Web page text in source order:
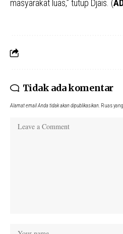
masyarakat luas,” tutup Djais. (
Tidak ada komentar
Alamat email Anda tidak akan dipublikasikan. Ruas